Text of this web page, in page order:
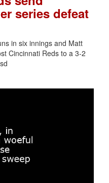
series defeat
in six innings and Matt
Cincinnati Reds to a 3-2